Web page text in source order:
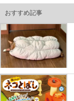
おすすめ記事